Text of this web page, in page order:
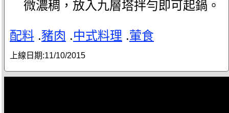
微濃稠，放入九層塔拌勻即可起鍋。
配料 .豬肉 .中式料理 .葷食
上線日期:11/10/2015